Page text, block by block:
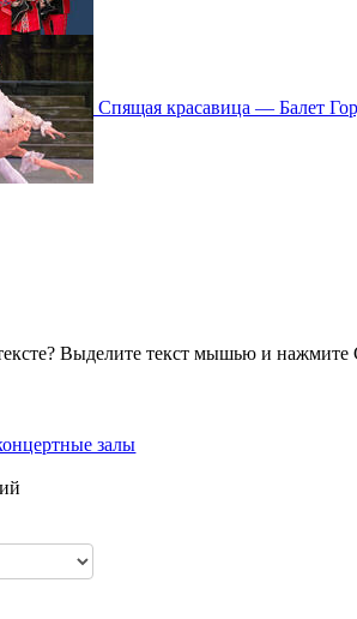
Спящая красавица — Балет
Выделите текст мышью и нажмите
залы